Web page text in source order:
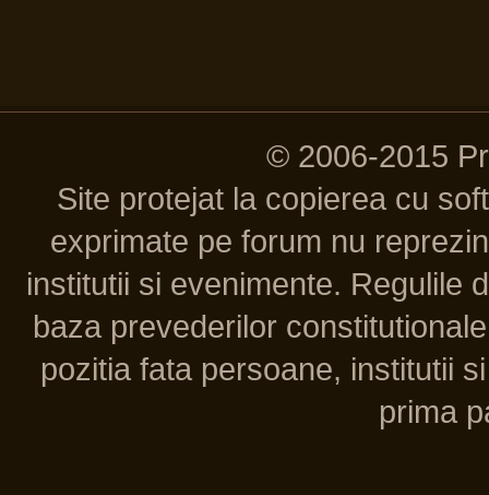
© 2006-2015
Site protejat la copierea cu
exprimate pe forum nu
institutii si evenimente. Regulile
baza prevederilor
pozitia fata persoane, institutii
prima